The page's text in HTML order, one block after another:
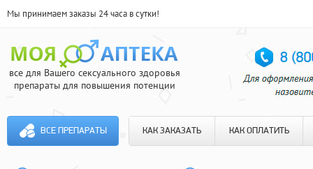
Мы принимаем заказы 24 часа в сутки!
все для Вашего сексуального здоровья
препараты для повышения потенции
ВСЕ ПРЕПАРАТЫ КАК ЗАКАЗАТЬ КАК ОПЛАТИТЬ